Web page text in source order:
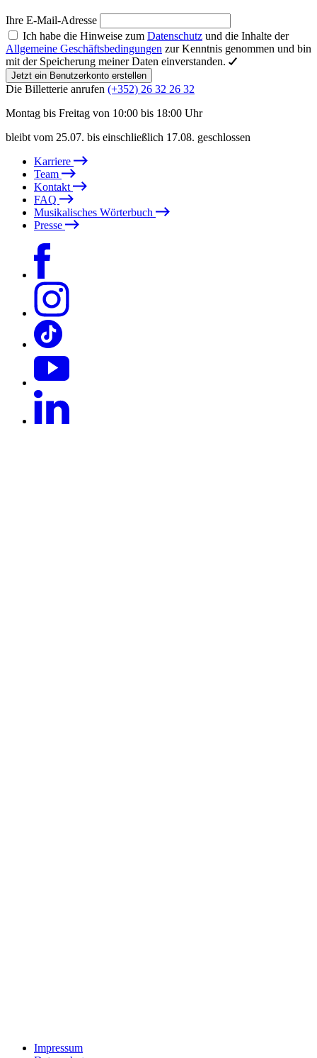
Ihre E-Mail-Adresse
Ich habe die Hinweise zum Datenschutz und die Inhalte der
Allgemeine Geschäftsbedingungen zur Kenntnis genommen und bin
mit der Speicherung meiner Daten einverstanden.
Jetzt ein Benutzerkonto erstellen
Die Billetterie anrufen (+352) 26 32 26 32
Montag bis Freitag von 10:00 bis 18:00 Uhr
bleibt vom 25.07. bis einschließlich 17.08. geschlossen
Karriere
Team
Kontakt
FAQ
Musikalisches Wörterbuch
Presse
Impressum